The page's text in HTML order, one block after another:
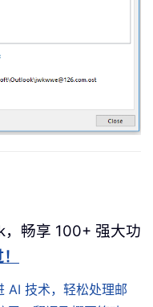
畅享 100+ 强大功
AI 技术，轻松处理邮